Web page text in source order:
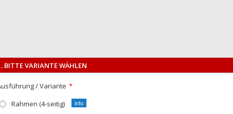
BITTE VARIANTE WÄHLEN
/ Variante
Rahmen (4-seitig)